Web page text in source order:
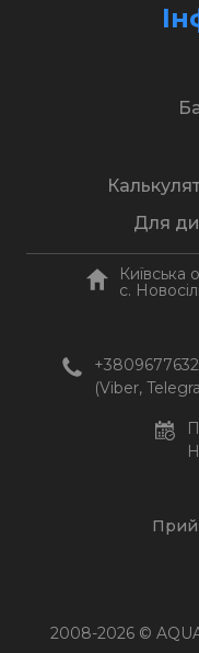
Для
Київська
c.
(Viber,
2008-2026 ©